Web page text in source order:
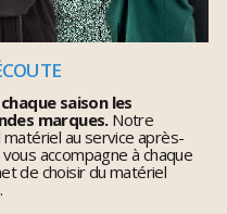
saison les
marques.Notre
au service après-
accompagne à chaque
de choisir du matériel